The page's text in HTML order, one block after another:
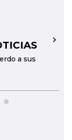
a sus
→